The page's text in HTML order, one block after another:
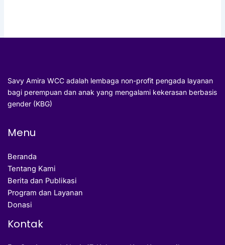
Savy Amira WCC adalah lembaga non-profit pengada layanan
bagi perempuan dan anak yang mengalami kekerasan berbasis
gender (KBG)
Menu
Beranda
Tentang Kami
Berita dan Publikasi
Program dan Layanan
Donasi
Kontak